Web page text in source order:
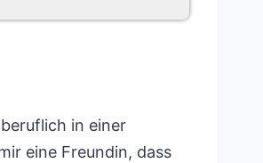
in einer
eine Freundin, dass